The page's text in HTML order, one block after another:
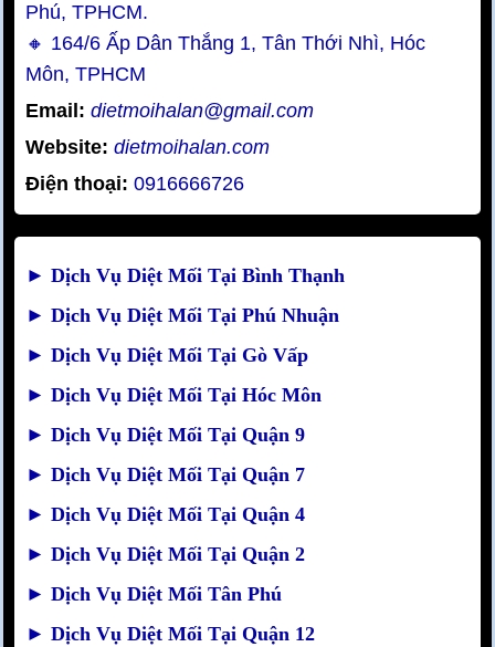
Phú, TPHCM.
🔸 164/6 Ấp Dân Thắng 1, Tân Thới Nhì, Hóc
Môn, TPHCM
Email: dietmoihalan@gmail.com
Website: dietmoihalan.com
Điện thoại: 0916666726
► Dịch Vụ Diệt Mối Tại Bình Thạnh
► Dịch Vụ Diệt Mối Tại Phú Nhuận
► Dịch Vụ Diệt Mối Tại Gò Vấp
► Dịch Vụ Diệt Mối Tại Hóc Môn
► Dịch Vụ Diệt Mối Tại Quận 9
► Dịch Vụ Diệt Mối Tại Quận 7
► Dịch Vụ Diệt Mối Tại Quận 4
► Dịch Vụ Diệt Mối Tại Quận 2
► Dịch Vụ Diệt Mối Tân Phú
► Dịch Vụ Diệt Mối Tại Quận 12